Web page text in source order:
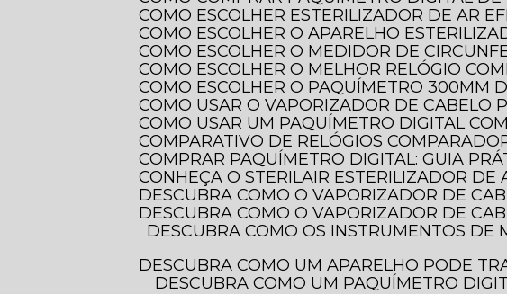
COMO ESCOLHER ESTERILIZADOR DE AR
COMO ESCOLHER O APARELHO
COMO ESCOLHER O MEDIDOR DE
COMO ESCOLHER O MELHOR RELÓGIO
COMO ESCOLHER O PAQUÍMETRO 300MM
COMO USAR O VAPORIZADOR DE
COMO USAR UM PAQUÍMETRO DIGITAL
COMPARATIVO DE RELÓGIOS
COMPRAR PAQUÍMETRO DIGITAL: GUIA
CONHEÇA O STERILAIR ESTERILIZADOR
DESCUBRA COMO O VAPORIZADOR DE
DESCUBRA COMO O VAPORIZADOR DE
DESCUBRA COMO OS INSTRUMENTOS DE MEDIÇÃO ELETRÔNICOS TRANSFORMAM A PRECISÃO EM DIVERSAS
DESCUBRA COMO UM APARELHO PODE
DESCUBRA COMO UM PAQUÍMETRO DIGITAL COM PROTEÇÃO IP-54 PODE TRANSFORMAR SUAS MEDIDAS E